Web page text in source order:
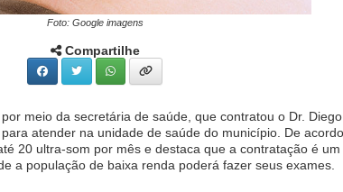
Foto: Google imagens
Compartilhe
meio da secretária de saúde, que contratou o Dr. Diego,
atender na unidade de saúde do município. De
20 ultra-som por mês e destaca que a contratação é
a população de baixa renda poderá fazer seus exames.